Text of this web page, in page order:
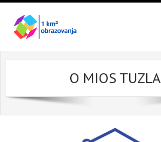
Skip
content
O MIOS TUZLA